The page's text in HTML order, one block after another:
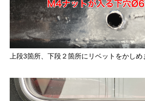
上段3箇所、下段２箇所にリベットをかしめ